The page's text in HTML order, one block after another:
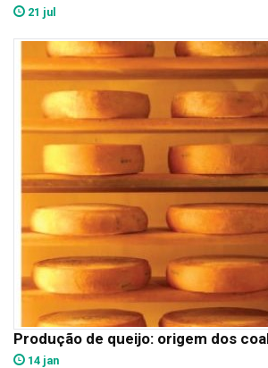
21 jul
Produção de queijo: origem dos
14 jan